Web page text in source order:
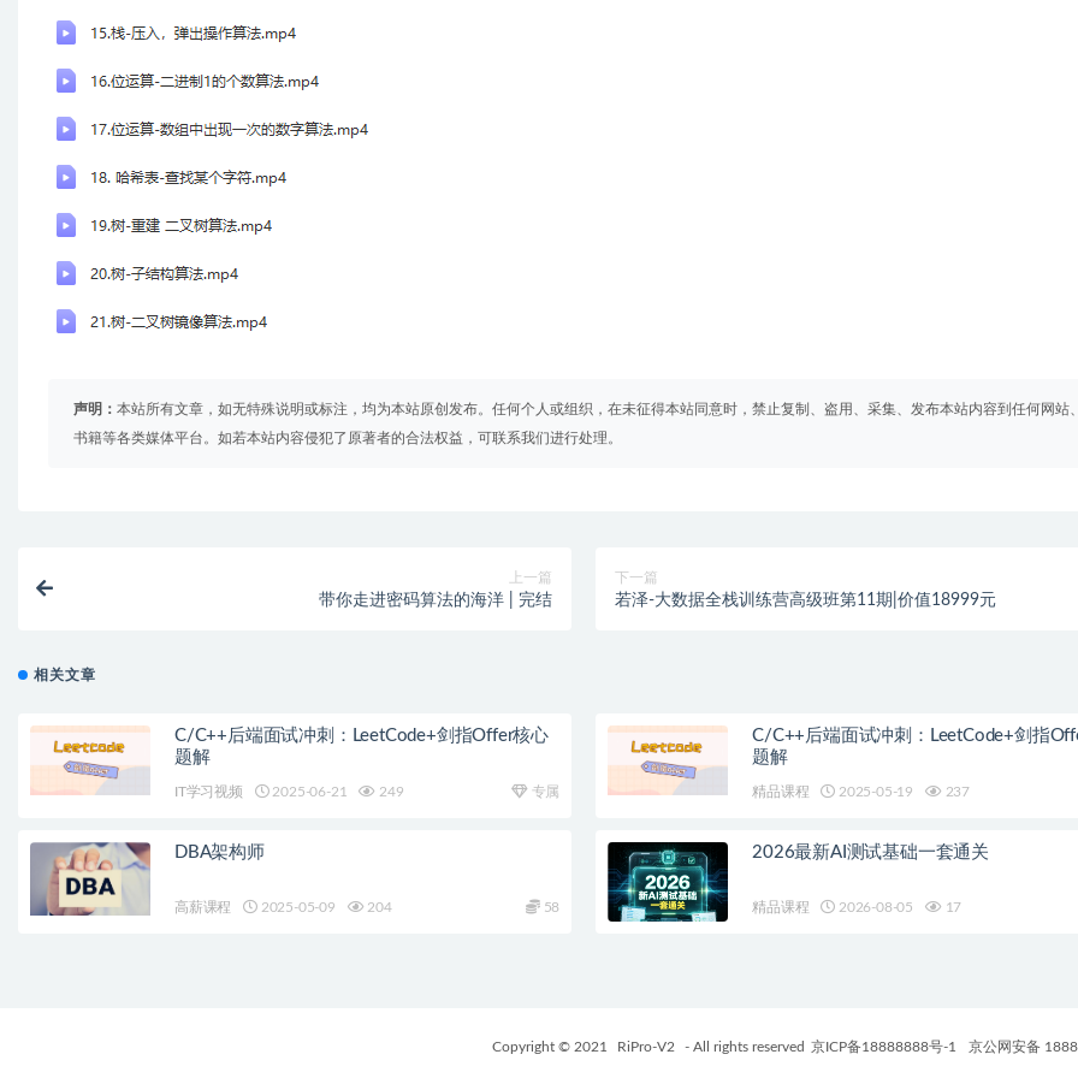
声明： 本站所有文章，如无特殊说明或标注，均为本站原创发布。任何个人或组织，在未征得本站同意时，禁止复制、盗用、采集、发布本站内容到任何网站
书籍等各类媒体平台。如若本站内容侵犯了原著者的合法权益，可联系我们进行处理。
上一篇
带你走进密码算法的海洋 | 完结
下一篇
若泽-大数据全栈训练营高级班第11期|价值18999元
相关文章
C/C++后端面试冲刺：LeetCode+剑指Offer核心
题解
IT学习视频 2025-06-21 249 专属
C/C++后端面试冲刺：LeetCode+剑指
题解
精品课程 2025-05-19 237
DBA架构师
高薪课程 2025-05-09 204 58
2026最新AI测试基础一套通关
精品课程 2026-08-05 17
Copyright © 2021 RiPro-V2 - All rights reserved 京ICP备18888888号-1 京公网安备